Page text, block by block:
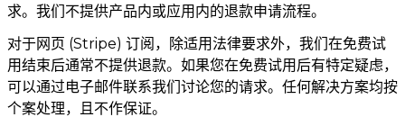
求。我们不提供产品内或应用内的退款申请流程。
对于网页 (Stripe) 订阅，除适用法律要求外，我们在免费试
用结束后通常不提供退款。如果您在免费试用后有特定疑虑，
可以通过电子邮件联系我们讨论您的请求。任何解决方案均按
个案处理，且不作保证。